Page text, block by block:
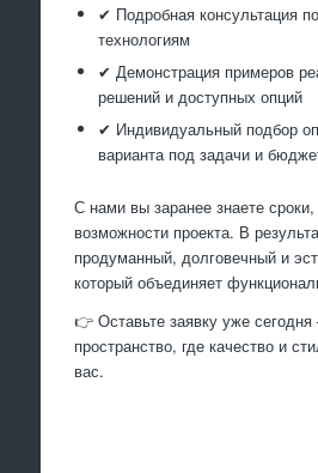
✔ Подробная консультация
технологиям
✔ Демонстрация примеров
решений и доступных опций
✔ Индивидуальный подбор
варианта под задачи и
С нами вы заранее знаете
возможности проекта. В
продуманный, долговечный и
который объединяет
👉 Оставьте заявку уже
пространство, где качество и
вас.